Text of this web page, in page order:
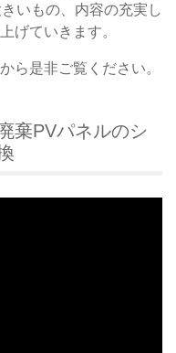
いもの、内容の充実し
げていきます。
ら是非ご覧ください。
棄PVパネルのシ